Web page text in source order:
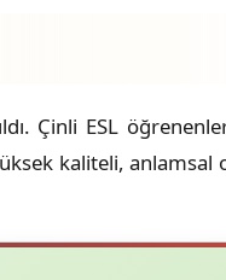
Çinli ESL
kaliteli,